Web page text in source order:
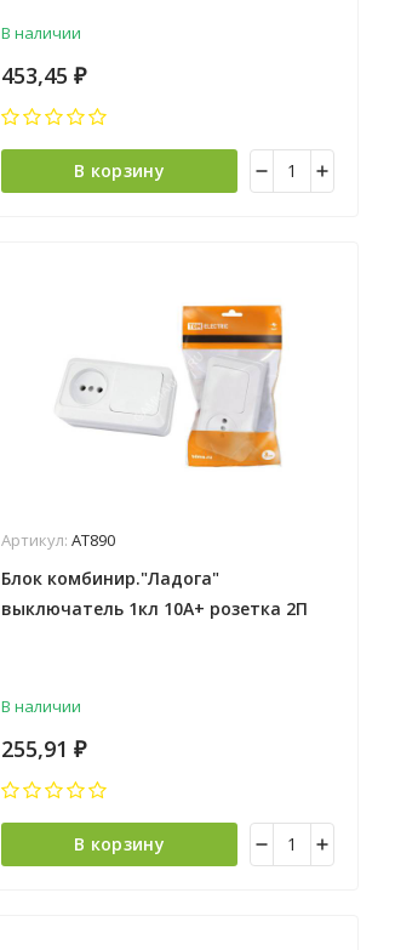
В наличии
453,45₽
В корзину
Артикул:АТ890
Блок комбинир."Ладога"
выключатель 1кл 10А+ розетка 2П
В наличии
255,91₽
В корзину